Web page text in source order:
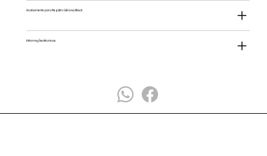
Acabamento para Registro Gênova Black
Informações técnicas